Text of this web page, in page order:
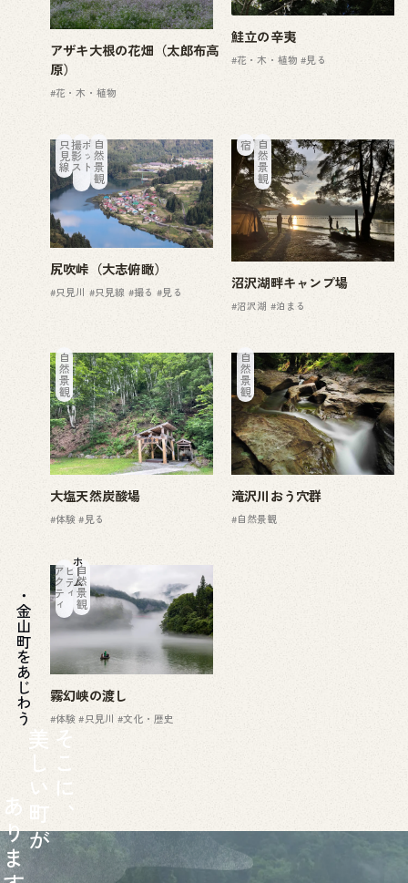
アザキ大根の花畑（太郎布高
原）
#花・木・植物
鮭立の辛夷
#花・木・植物 #見る
尻吹峠（大志俯瞰）
只見線撮
影
ス
ポ
ット自然景観
#只見川 #只見線 #撮る #見る
沼沢湖畔キャンプ場
宿自然景観
#沼沢湖 #泊まる
大塩天然炭酸場
自然景観
#体験 #見る
滝沢川おう穴群
自然景観
#自然景観
霧幻峡の渡し
ア
ク
テ
ィ
ビ
ティ自然景観
#体験 #只見川 #文化・歴史
ホーム
金山町をあじわう
そ
こ
に
、
美
し
い
町
が